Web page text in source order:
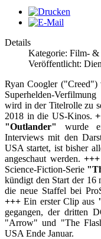
Details
Kategorie: Film- &
Veröffentlicht:
Ryan Coogler
Superhelden-Verfilmung
wird in der Titelrolle zu
2018 in die US-Kinos.
"Outlander"
wurde
Interviews mit den
USA startet, ist bisher
angeschaut werden.+++
Science-Fiction-Serie
kündigt den Start der 16
die neue Staffel bei
+++Ein erster Clip aus
gegangen, der dritten
"Arrow" und "The
USA Ende Januar.